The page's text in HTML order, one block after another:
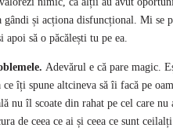
și acționa disfuncțional. Mi se
apoi să o păcălești tu pe ea.
Adevărul e că pare magic.
îți spune altcineva să îi facă pe
nu îl scoate din rahat pe cel care nu
de ceea ce ai și ceea ce sunt